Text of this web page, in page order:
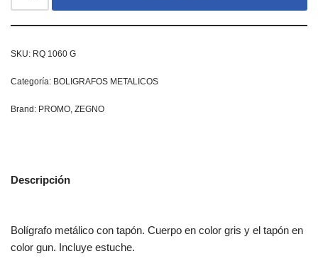
SKU: RQ 1060 G
Categoría: BOLIGRAFOS METALICOS
Brand: PROMO, ZEGNO
Descripción
Bolígrafo metálico con tapón. Cuerpo en color gris y el tapón en
color gun. Incluye estuche.